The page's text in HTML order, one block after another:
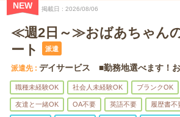
NEW 掲載日 2026/08/06
≪週2日～≫おばあちゃん
ート
派遣
派遣先 デイサービス ■勤務地選べます！お
職種未経験OK 社会人未経験OK ブランクOK
友達と一緒OK OA不要 英語不要 履歴書不